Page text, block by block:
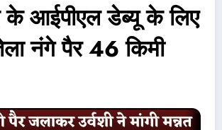
आईपीएल डेब्यू के लिए
नंगे पैर 46 किमी